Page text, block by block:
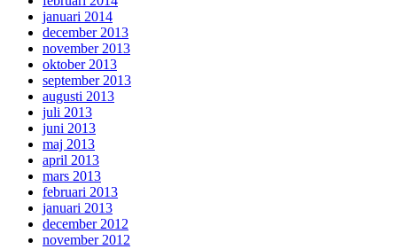
januari 2014
december 2013
november 2013
oktober 2013
september 2013
augusti 2013
juli 2013
juni 2013
maj 2013
april 2013
mars 2013
februari 2013
januari 2013
december 2012
november 2012